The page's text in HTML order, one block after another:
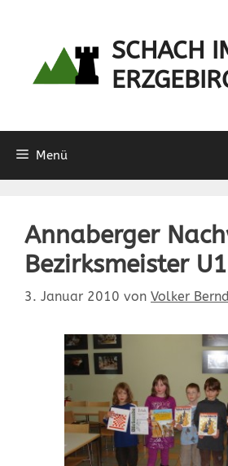
SCHACH
Menü
Annaberger
Bezirksmeister
3. Januar 2010 von Volker